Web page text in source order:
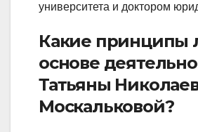
университета и доктором
Какие принципы
основе
Татьяны
Москальковой?